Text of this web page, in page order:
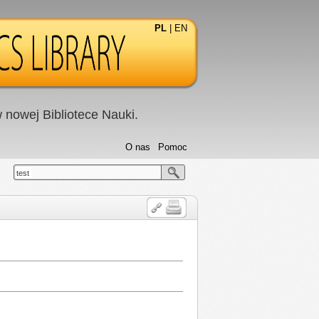
PL EN
nowej Bibliotece Nauki.
Pomoc
O nas
test